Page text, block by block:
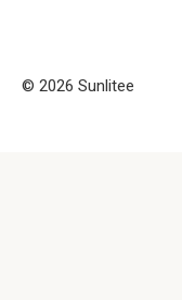
© 2026 Sunlitee